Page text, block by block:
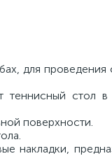
для проведения
теннисный стол
поверхности.
накладки,